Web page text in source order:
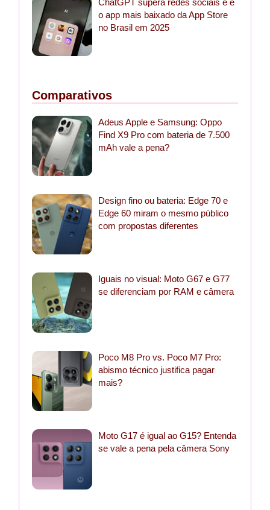
o app mais baixado da App Store
no Brasil em 2025
Comparativos
Adeus Apple e Samsung: Oppo
Find X9 Pro com bateria de 7.500
mAh vale a pena?
Design fino ou bateria: Edge 70 e
Edge 60 miram o mesmo público
com propostas diferentes
Iguais no visual: Moto G67 e G77
se diferenciam por RAM e câmera
Poco M8 Pro vs. Poco M7 Pro:
abismo técnico justifica pagar
mais?
Moto G17 é igual ao G15? Entenda
se vale a pena pela câmera Sony